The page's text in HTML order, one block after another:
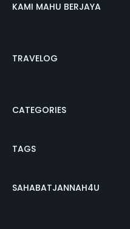
KAMI MAHU BERJAYA
TRAVELOG
CATEGORIES
TAGS
SAHABATJANNAH4U